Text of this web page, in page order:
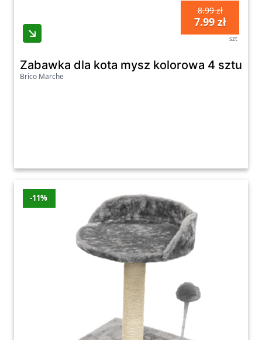
8.99 zł
7.99 zł
szt
Zabawka dla kota mysz kolorowa 4 sztuki
Brico Marche
-11%